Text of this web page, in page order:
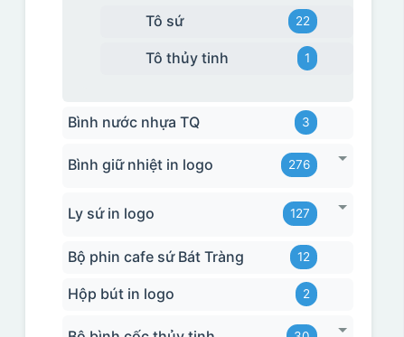
Tô sứ 22
Tô thủy tinh 1
Bình nước nhựa TQ 3
Bình giữ nhiệt in logo 276
Ly sứ in logo 127
Bộ phin cafe sứ Bát Tràng 12
Hộp bút in logo 2